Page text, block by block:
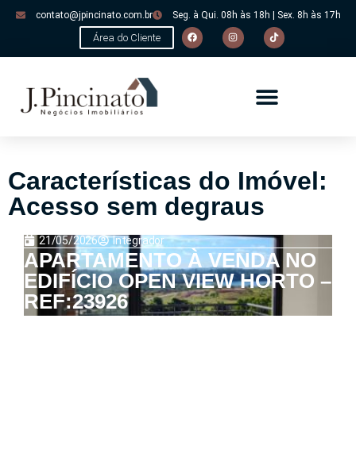
contato@jpincinato.com.br Seg. à Qui. 08h às 18h | Sex. 8h às 17h
Área do Cliente
Características do Imóvel:
Acesso sem degraus
21/05/2026 Integrador
APARTAMENTO À VENDA NO
EDIFÍCIO OPEN VIEW HORTO –
REF:23926